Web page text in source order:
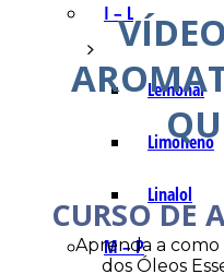
I – L
Lemonal
Limoneno
Linalol
M – P
CURSO DE
Aprenda a
dos Óleos